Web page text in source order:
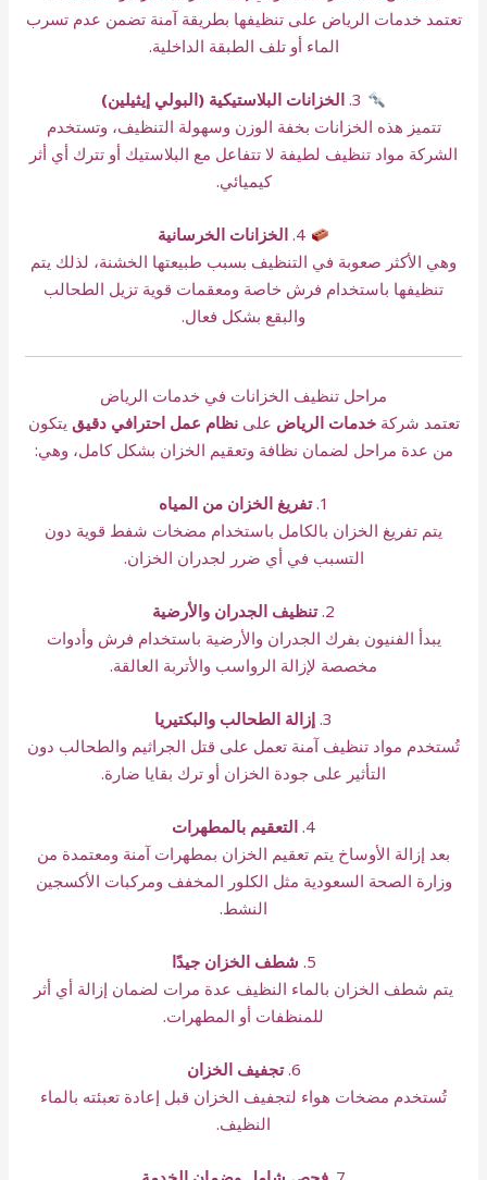
تعتمد خدمات الرياض على تنظيفها بطريقة آمنة تضمن عدم تسرب
الماء أو تلف الطبقة الداخلية.
الخزانات البلاستيكية (البولي إيثيلين)
تتميز هذه الخزانات بخفة الوزن وسهولة التنظيف، وتستخدم
الشركة مواد تنظيف لطيفة لا تتفاعل مع البلاستيك أو تترك أي أثر
كيميائي.
الخزانات الخرسانية
وهي الأكثر صعوبة في التنظيف بسبب طبيعتها الخشنة، لذلك يتم
تنظيفها باستخدام فرش خاصة ومعقمات قوية تزيل الطحالب
والبقع بشكل فعال.
مراحل تنظيف الخزانات في خدمات الرياض
تعتمد شركةخدمات الرياض علىنظام عمل احترافي دقيق يتكون
من عدة مراحل لضمان نظافة وتعقيم الخزان بشكل كامل، وهي:
1. تفريغ الخزان من المياه
يتم تفريغ الخزان بالكامل باستخدام مضخات شفط قوية دون
التسبب في أي ضرر لجدران الخزان.
2. تنظيف الجدران والأرضية
يبدأ الفنيون بفرك الجدران والأرضية باستخدام فرش وأدوات
مخصصة لإزالة الرواسب والأتربة العالقة.
3. إزالة الطحالب والبكتيريا
تُستخدم مواد تنظيف آمنة تعمل على قتل الجراثيم والطحالب دون
التأثير على جودة الخزان أو ترك بقايا ضارة.
4. التعقيم بالمطهرات
بعد إزالة الأوساخ يتم تعقيم الخزان بمطهرات آمنة ومعتمدة من
وزارة الصحة السعودية مثل الكلور المخفف ومركبات الأكسجين
النشط.
5. شطف الخزان جيدًا
يتم شطف الخزان بالماء النظيف عدة مرات لضمان إزالة أي أثر
للمنظفات أو المطهرات.
6. تجفيف الخزان
تُستخدم مضخات هواء لتجفيف الخزان قبل إعادة تعبئته بالماء
النظيف.